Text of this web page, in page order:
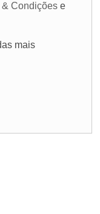
& Condições e
mais